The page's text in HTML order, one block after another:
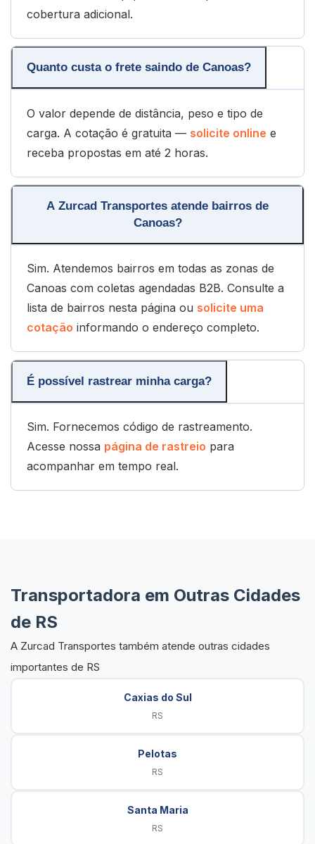
cobertura adicional.
Quanto custa o frete saindo de Canoas?
O valor depende de distância, peso e tipo de
carga. A cotação é gratuita — solicite online e
receba propostas em até 2 horas.
A Zurcad Transportes atende bairros de
Canoas?
Sim. Atendemos bairros em todas as zonas de
Canoas com coletas agendadas B2B. Consulte a
lista de bairros nesta página ou solicite uma
cotação informando o endereço completo.
É possível rastrear minha carga?
Sim. Fornecemos código de rastreamento.
Acesse nossa página de rastreio para
acompanhar em tempo real.
Transportadora em Outras Cidades
de RS
A Zurcad Transportes também atende outras cidades
importantes de RS
Caxias do Sul
RS
Pelotas
RS
Santa Maria
RS